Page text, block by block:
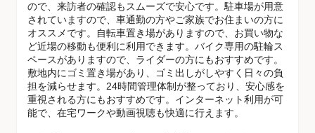
ので、来訪者の確認もスムーズで安心です。駐車場が用意
されていますので、車通勤の方やご家族でお住まいの方に
オススメです。自転車置き場がありますので、お買い物な
ど近場の移動も便利に利用できます。バイク専用の駐輪ス
ペースがありますので、ライダーの方にもおすすめです。
敷地内にゴミ置き場があり、ゴミ出しがしやすく日々の負
担を減らせます。24時間管理体制が整っており、安心感を
重視される方にもおすすめです。インターネット利用が可
能で、在宅ワークや動画視聴も快適に行えます。